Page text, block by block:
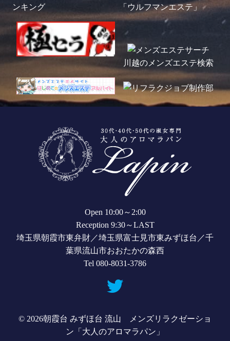
川越のメンズエステ検索
Open 10:00～2:00
Reception 9:30～LAST
埼玉県朝霞市東弁財／埼玉県富士見市東みずほ台／千
葉県流山市おおたかの森西
Tel 080-8031-3786
© 2026朝霞台 みずほ台 流山 メンズリラクゼーショ
ン「大人のアロマラパン」